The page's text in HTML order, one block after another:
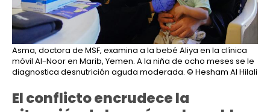
Asma, doctora de MSF, examina a la bebé Aliya en la clínica
móvil Al-Noor en Marib, Yemen. A la niña de ocho meses se le
diagnostica desnutrición aguda moderada. © Hesham Al Hilali
El conflicto encrudece la